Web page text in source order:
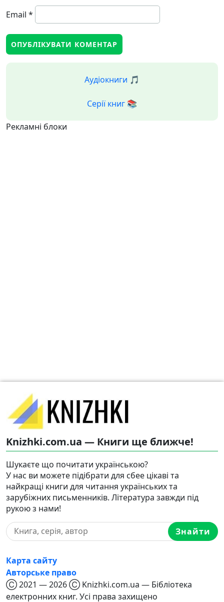
Email *
Аудіокниги 🎵
Серії книг 📚
Рекламні блоки
Knizhki.com.ua — Книги ще ближче!
Шукаєте що почитати українською?
У нас ви можете підібрати для сбее цікаві та
найкращі книги для читання українських та
зарубіжних письменників. Література завжди під
рукою з нами!
Знайти
Карта сайту
Авторське право
Ⓒ 2021 — 2026 Ⓒ Knizhki.com.ua — Бібліотека
електронних книг. Усі права захищено